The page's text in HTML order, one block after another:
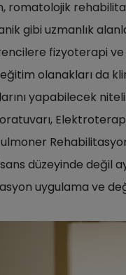
romatolojik
gibi uzmanlık
fizyoterapi
olanakları da
yapabilecek
düzeyinde değil
uygulama ve